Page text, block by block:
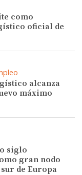
como
oficial de
alcanza
máximo
siglo
gran nodo
de Europa